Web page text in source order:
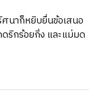
ศนาก็หยิบยื่นข้อเสนอ
ริกร้อยกิ่ง และแม่มด